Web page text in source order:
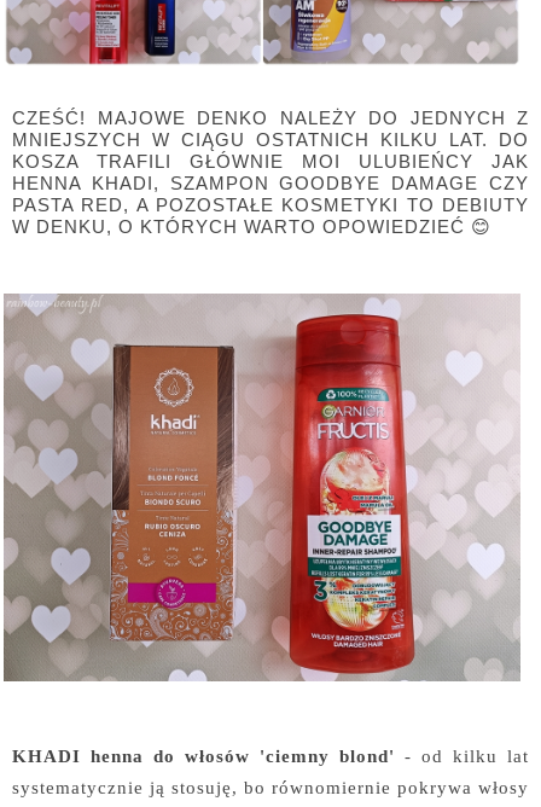
CZEŚĆ! MAJOWE DENKO NALEŻY DO JEDNYCH Z
MNIEJSZYCH W CIĄGU OSTATNICH KILKU LAT. DO
KOSZA TRAFILI GŁÓWNIE MOI ULUBIEŃCY JAK
HENNA KHADI, SZAMPON GOODBYE DAMAGE CZY
PASTA RED, A POZOSTAŁE KOSMETYKI TO DEBIUTY
W DENKU, O KTÓRYCH WARTO OPOWIEDZIEĆ 😊
KHADI henna do włosów 'ciemny blond' - od kilku lat
systematycznie ją stosuję, bo równomiernie pokrywa włosy